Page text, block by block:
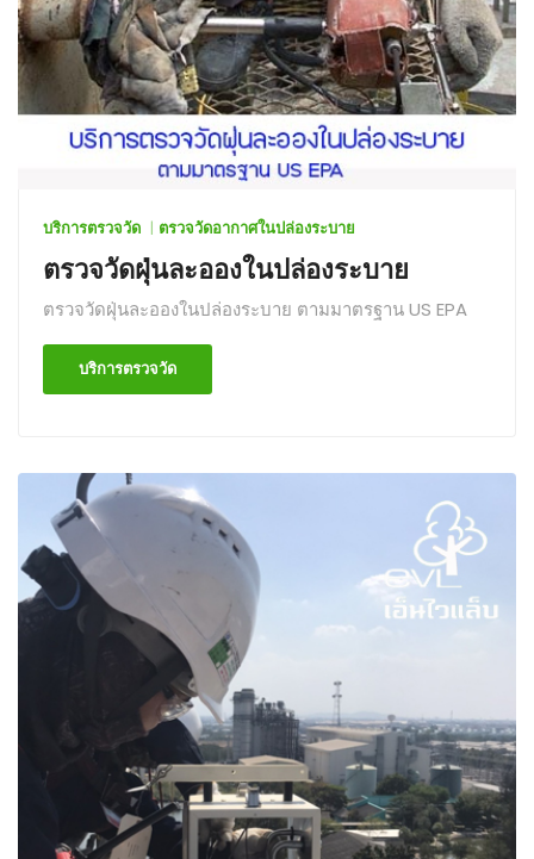
บริการตรวจวัด ตรวจวัดอากาศในปล่องระบาย
ตรวจวัดฝุ่นละอองในปล่องระบาย
ตรวจวัดฝุ่นละอองในปล่องระบาย ตามมาตรฐาน US EPA
บริการตรวจวัด